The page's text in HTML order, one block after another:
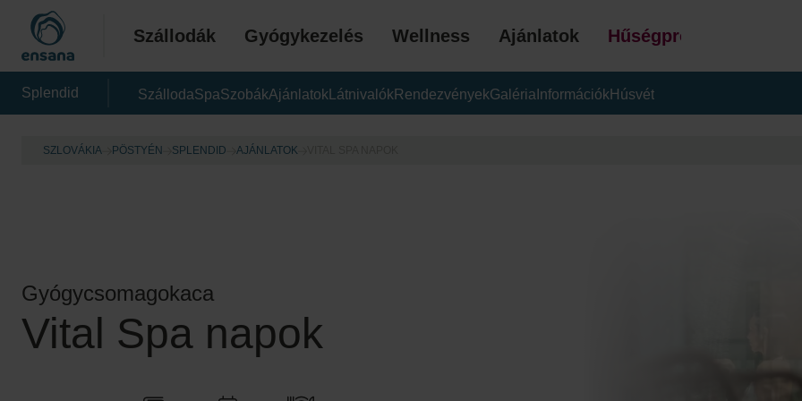
Szállodák Gyógykezelés Wellness Ajánlatok Hűségprogram
Splendid SzállodaSpaSzobákAjánlatok Látnivalók RendezvényekGaléria Információk Húsvét
SZLOVÁKIA PÖSTYÉN SPLENDID AJÁNLATOK
Gyógycsomagokaca
Vital Spa napok